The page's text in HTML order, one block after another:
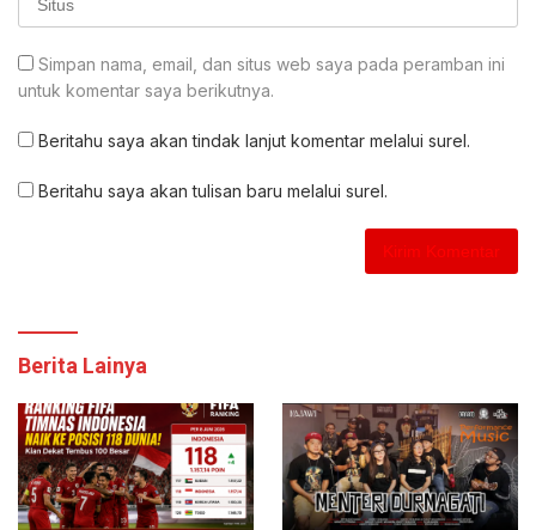
Simpan nama, email, dan situs web saya pada peramban ini
untuk komentar saya berikutnya.
Beritahu saya akan tindak lanjut komentar melalui surel.
Beritahu saya akan tulisan baru melalui surel.
Berita Lainya